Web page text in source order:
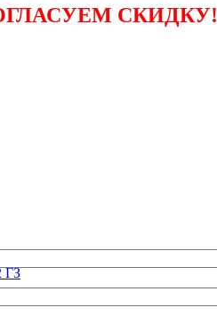
ГЗ
СКИДКУ!